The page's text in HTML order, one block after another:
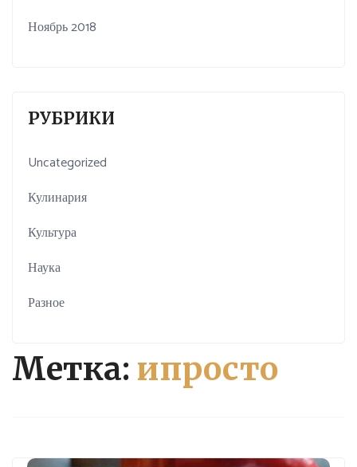
Метка: ипросто
Ноябрь 2018
РУБРИКИ
Uncategorized
Кулинария
Культура
Наука
Разное